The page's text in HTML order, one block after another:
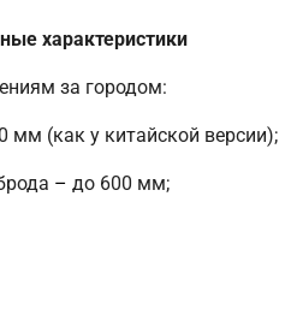
характеристики
за городом:
мм (как у китайской версии);
– до 600 мм;